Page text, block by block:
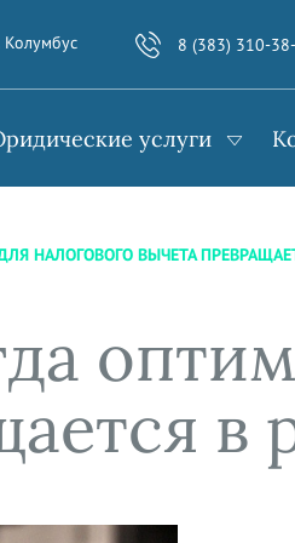
Колумбус 8 (383) 310-
услуги
НАЛОГОВОГО ВЫЧЕТА
в